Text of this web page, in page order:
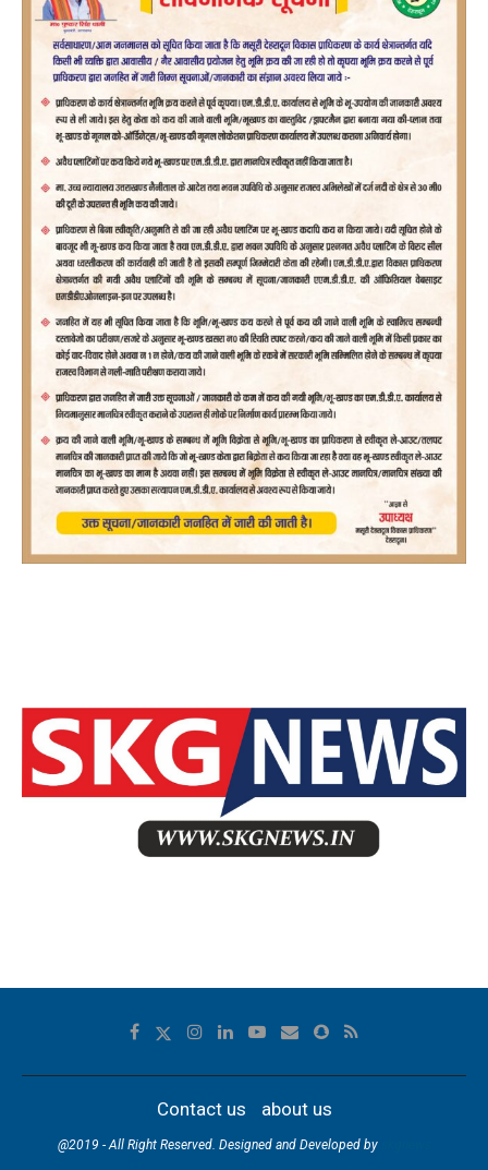
Contact us about us
@2019 - All Right Reserved. Designed and Developed by